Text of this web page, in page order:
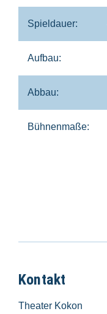
Spieldauer:
Aufbau:
Abbau:
Bühnenmaße:
Kontakt
Theater Kokon